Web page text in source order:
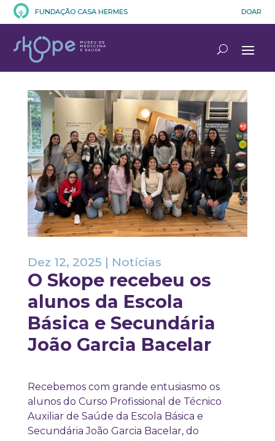
FUNDAÇÃO CASA HERMES DOAR
O Skope recebeu os
alunos da Escola
Básica e Secundária
João Garcia Bacelar
Dez 12, 2025 | Notícias
Recebemos com grande entusiasmo os
alunos do Curso Profissional de Técnico
Auxiliar de Saúde da Escola Básica e
Secundária João Garcia Bacelar, do